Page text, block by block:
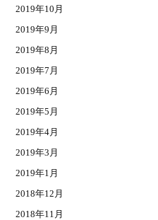
2019年10月
2019年9月
2019年8月
2019年7月
2019年6月
2019年5月
2019年4月
2019年3月
2019年1月
2018年12月
2018年11月